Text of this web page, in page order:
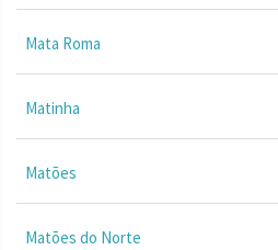
Mata Roma
Matinha
Matões
Matões do Norte